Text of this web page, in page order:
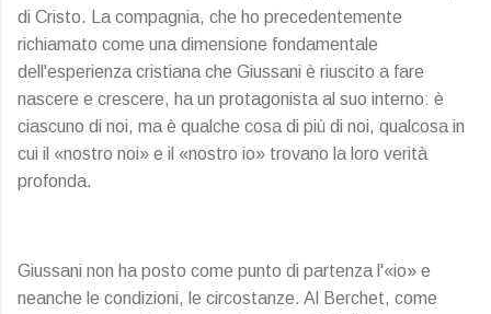
di Cristo. La compagnia, che ho precedentemente
richiamato come una dimensione fondamentale
dell'esperienza cristiana che Giussani è riuscito a fare
nascere e crescere, ha un protagonista al suo interno: è
ciascuno di noi, ma è qualche cosa di più di noi, qualcosa in
cui il «nostro noi» e il «nostro io» trovano la loro verità
profonda.
Giussani non ha posto come punto di partenza l'«io» e
neanche le condizioni, le circostanze. Al Berchet, come